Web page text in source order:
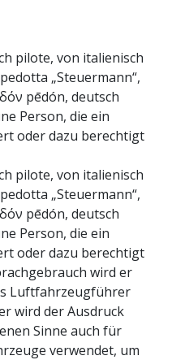
pilote, von italienisch
„Steuermann“,
pēdón, deutsch
Person, die ein
oder dazu berechtigt
pilote, von italienisch
„Steuermann“,
pēdón, deutsch
Person, die ein
oder dazu berechtigt
wird er
Luftfahrzeugführer
wird der Ausdruck
Sinne auch für
verwendet, um